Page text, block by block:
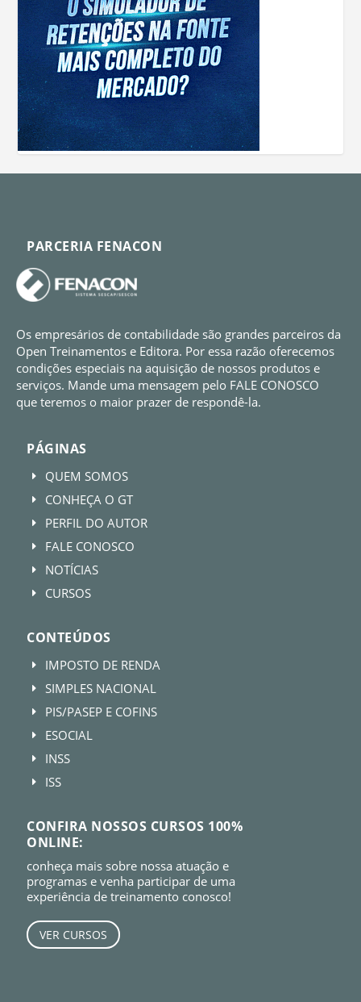
PARCERIA FENACON
Os empresários de contabilidade são grandes parceiros da
Open Treinamentos e Editora. Por essa razão oferecemos
condições especiais na aquisição de nossos produtos e
serviços. Mande uma mensagem pelo FALE CONOSCO
que teremos o maior prazer de respondê-la.
PÁGINAS
E QUEM SOMOS
E CONHEÇA O GT
E PERFIL DO AUTOR
E FALE CONOSCO
E NOTÍCIAS
E CURSOS
CONTEÚDOS
E IMPOSTO DE RENDA
E SIMPLES NACIONAL
E PIS/PASEP E COFINS
E ESOCIAL
E INSS
E ISS
CONFIRA NOSSOS CURSOS 100%
ONLINE:
conheça mais sobre nossa atuação e
programas e venha participar de uma
experiência de treinamento conosco!
VER CURSOS